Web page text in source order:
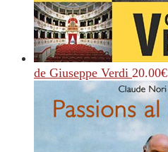
de Giuseppe Verdi 20.00€